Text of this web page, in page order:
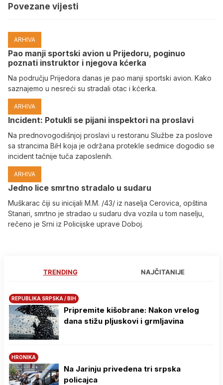
Povezane vijesti
ARHIVA
Pao manji sportski avion u Prijedoru, poginuo
poznati instruktor i njegova kćerka
Na području Prijedora danas je pao manji sportski avion. Kako
saznajemo u nesreći su stradali otac i kćerka.
ARHIVA
Incident: Potukli se pijani inspektori na proslavi
Na prednovogodišnjoj proslavi u restoranu Službe za poslove
sa strancima BiH koja je održana protekle sedmice dogodio se
incident tačnije tuča zaposlenih.
ARHIVA
Јedno lice smrtno stradalo u sudaru
Muškarac čiji su inicijali M.M. /43/ iz naselja Cerovica, opština
Stanari, smrtno je stradao u sudaru dva vozila u tom naselju,
rečeno je Srni iz Policijske uprave Doboj.
TRENDING NAJČITANIJE
REPUBLIKA SRPSKA / BIH
Pripremite kišobrane: Nakon vrelog
dana stižu pljuskovi i grmljavina
HRONIKA
Na Јarinju privedena tri srpska
policajca